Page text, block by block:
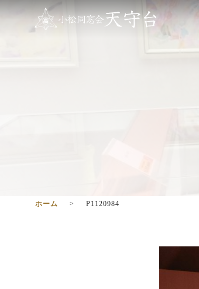
ホーム P1120984